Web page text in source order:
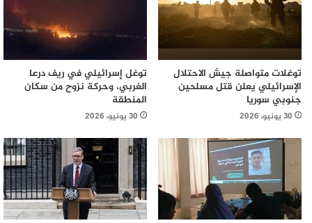
توغلات متواصلة جيش الاحتلال
الإسرائيلي يعلن قتل مسلحين
جنوبي سوريا
30 يونيو، 2026
توغل إسرائيلي في ريف درعا
الغربي، وحركة نزوح من سكان
المنطقة
30 يونيو، 2026